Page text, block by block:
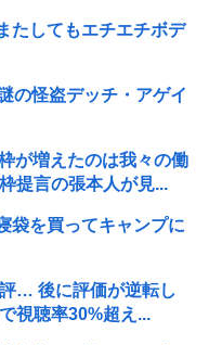
たしてもエチエチボデ
の怪盗デッチ・アゲイ
が増えたのは我々の働
提言の張本人が見...
袋を買ってキャンプに
… 後に評価が逆転し
視聴率30%超え...